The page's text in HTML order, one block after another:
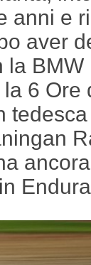
anni e
aver
la
6 Ore